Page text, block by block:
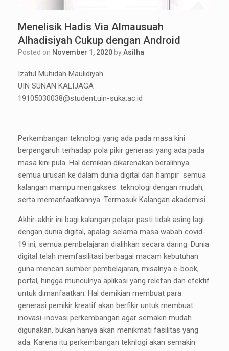
Menelisik Hadis Via Almausuah
Alhadisiyah Cukup dengan Android
Posted on November 1, 2020 byAsilha
Izatul Muhidah Maulidiyah
UIN SUNAN KALIJAGA
19105030038@student.uin-suka.ac.id
Perkembangan teknologi yang ada pada masa kini
berpengaruh terhadap pola pikir generasi yang ada pada
masa kini pula. Hal demikian dikarenakan beralihnya
semua urusan ke dalam dunia digital dan hampir semua
kalangan mampu mengakses teknologi dengan mudah,
serta memanfaatkannya. Termasuk Kalangan akademisi.
Akhir-akhir ini bagi kalangan pelajar pasti tidak asing lagi
dengan dunia digital, apalagi selama masa wabah covid-
19 ini, semua pembelajaran dialihkan secara daring. Dunia
digital telah memfasilitasi berbagai macam kebutuhan
guna mencari sumber pembelajaran, misalnya e-book,
portal, hingga munculnya aplikasi yang relefan dan efektif
untuk dimanfaatkan. Hal demikian membuat para
generasi pemikir kreatif akan berfikir untuk membuat
inovasi-inovasi perkembangan agar semakin mudah
digunakan, bukan hanya akan menikmati fasilitas yang
ada. Karena itu perkembangan teknlogi akan semakin